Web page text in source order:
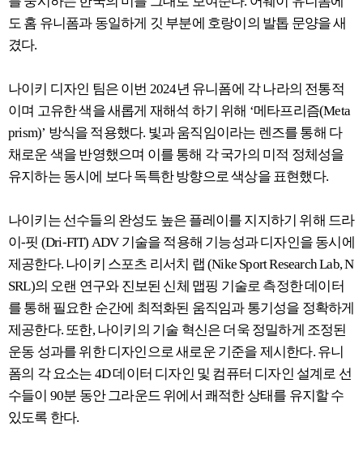
도 홈 유니폼과 동일하게 깃 부분에 호랑이의 발톱 문양을 새
겼다.
나이키 디자인 팀은 이번 2024년 유니폼에 각 나라의 전통적
이며 고유한 색을 새롭게 재해석 하기 위해 ‘메타프리즘(Meta
prism)’ 방식을 적용했다. 빛과 움직임이라는 렌즈를 통해 다
채로운 색을 반영했으며 이를 통해 각 국가의 미적 정체성을
유지하는 동시에 보다 독특한 방향으로 색상을 표현했다.
나이키는 선수들의 완성도 높은 플레이를 지지하기 위해 드라
이-핏 (Dri-FIT) ADV 기술을 적용해 기능성과 디자인을 동시에
제공한다. 나이키 스포츠 리서치 랩 (Nike Sport Research Lab, N
SRL)의 오랜 연구와 진보된 신체 맵핑 기술로 측정한 데이터
를 통해 필요한 순간에 최적화된 움직임과 통기성을 정확하게
제공한다. 또한, 나이키의 기술 혁신은 더욱 정밀하게 조정된
운동 성과를 위한 디자인으로 새로운 기준을 제시한다. 유니
폼의 각 요소는 4D 데이터 디자인 및 컴퓨터 디자인 설계로 선
수들이 90분 동안 그라운드 위에서 쾌적한 상태를 유지할 수
있도록 한다.